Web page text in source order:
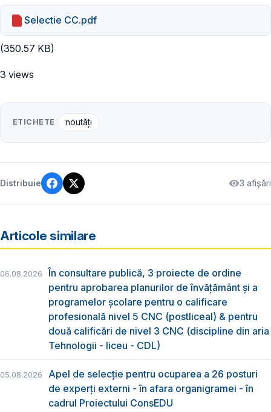
Selectie CC.pdf
(350.57 KB)
3 views
ETICHETE noutăți
Distribuie 3 afișări
Articole similare
06.08.2026
În consultare publică, 3 proiecte de ordine
pentru aprobarea planurilor de învățământ și a
programelor școlare pentru o calificare
profesională nivel 5 CNC (postliceal) & pentru
două calificări de nivel 3 CNC (discipline din aria
Tehnologii - liceu - CDL)
05.08.2026
Apel de selecție pentru ocuparea a 26 posturi
de experți externi - în afara organigramei - în
cadrul Proiectului ConsEDU